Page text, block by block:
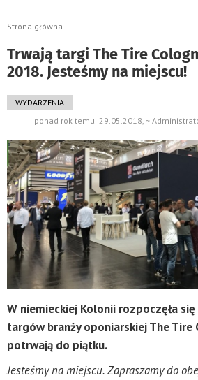
Strona główna
Trwają targi The Tire
2018. Jesteśmy na miejscu!
WYDARZENIA
ponad rok temu 29.05.2018, ~
W niemieckiej Kolonii rozpoczęła
targów branży oponiarskiej The Tire
potrwają do piątku.
Jesteśmy na miejscu. Zapraszamy do